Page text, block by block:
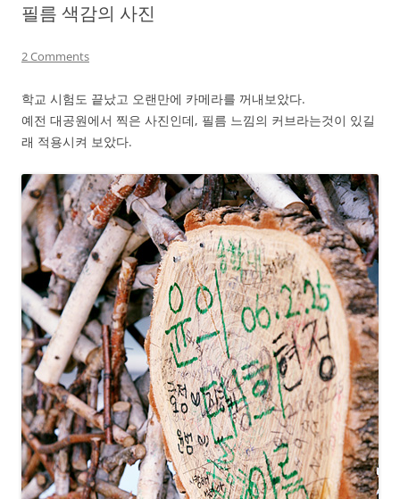
필름 색감의 사진
2 Comments
학교 시험도 끝났고 오랜만에 카메라를 꺼내보았다.
예전 대공원에서 찍은 사진인데, 필름 느낌의 커브라는것이 있길
래 적용시켜 보았다.